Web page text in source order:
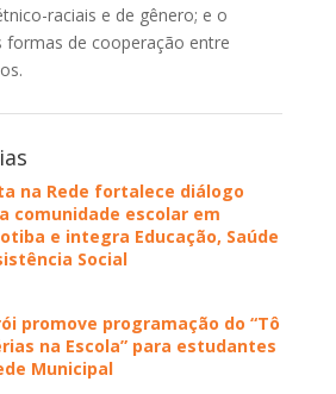
raciais e de gênero; e o
de cooperação entre
na Rede fortalece diálogo
comunidade escolar em
e integra Educação, Saúde
Social
promove programação do “Tô
na Escola” para estudantes
Municipal